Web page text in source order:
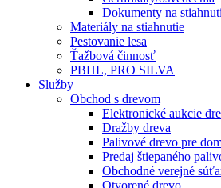
Dokumenty na
Materiály na stiahnutie
Pestovanie lesa
Ťažbová činnosť
PBHL, PRO SILVA
Služby
Obchod s drevom
Elektronické aukcie
Dražby dreva
Palivové drevo pre
Predaj štiepaného
Obchodné verejné
Otvorené drevo